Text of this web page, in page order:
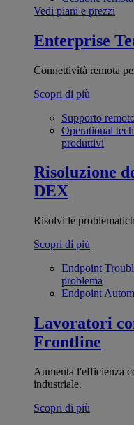
Vedi piani e prezzi
Enterprise
Connettività remota
Scopri di più
Supporto
Operational
produttivi
Risoluzione
DEX
Risolvi le
Scopri di più
Endpoint
problema
Endpoint
Lavoratori
Frontline
Aumenta l'efficienza
industriale.
Scopri di più